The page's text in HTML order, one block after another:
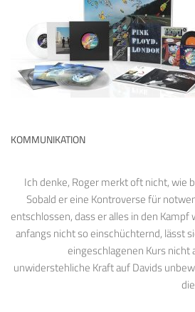
KOMMUNIKATION
Ich denke, Roger merkt oft nicht, wie
Sobald er eine Kontroverse für
entschlossen, dass er alles in den
anfangs nicht so einschüchternd, lässt
eingeschlagenen Kurs nicht
unwiderstehliche Kraft auf Davids